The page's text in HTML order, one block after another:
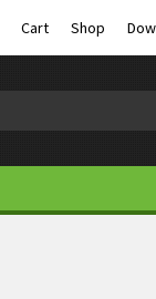
Cart Shop